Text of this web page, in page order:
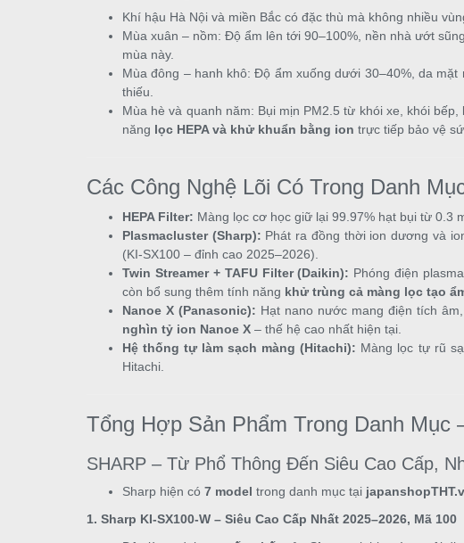
Khí hậu Hà Nội và miền Bắc có đặc thù mà không nhiều
Mùa xuân – nồm: Độ ẩm lên tới 90–100%, nền nhà ướt
mùa này.
Mùa đông – hanh khô: Độ ẩm xuống dưới 30–40%, da
thiếu.
Mùa hè và quanh năm: Bụi mịn PM2.5 từ khói xe, khói
năng lọc HEPA và khử khuẩn bằng ion trực tiếp bảo vệ
Các Công Nghệ Lõi Có Trong Danh
HEPA Filter: Màng lọc cơ học giữ lại 99.97% hạt bụi từ 0.3
Plasmacluster (Sharp): Phát ra đồng thời ion dương và
(KI-SX100 – đỉnh cao 2025–2026).
Twin Streamer + TAFU Filter (Daikin): Phóng điện
còn bổ sung thêm tính năng khử trùng cả màng lọc tạo
Nanoe X (Panasonic): Hạt nano nước mang điện tích
nghìn tỷ ion Nanoe X – thế hệ cao nhất hiện tại.
Hệ thống tự làm sạch màng (Hitachi): Màng lọc tự rũ
Hitachi.
Tổng Hợp Sản Phẩm Trong Danh
SHARP – Từ Phổ Thông Đến Siêu Cao Cấp,
Sharp hiện có 7 model trong danh mục tại
1. Sharp KI-SX100-W – Siêu Cao Cấp Nhất 2025–2026, Mã 100